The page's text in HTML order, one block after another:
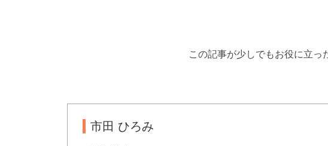
この記事が少しでもお役に立っ
市田 ひろみ